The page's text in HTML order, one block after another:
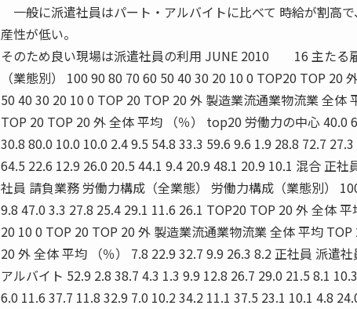
一般に派遣社員はパート・アルバイトに比べて 時給が割高
産性が低い。
そのため良い現場は派遣社員の利用 JUNE 2010 16 主たる
（業態別） 100 90 80 70 60 50 40 30 20 10 0 TOP20 TOP 20
50 40 30 20 10 0 TOP 20 TOP 20 外 製造業流通業物流業 全体
TOP 20 TOP 20 外 全体 平均 （％） top20 労働力の中心 40.0
30.8 80.0 10.0 10.0 2.4 9.5 54.8 33.3 59.6 9.6 1.9 28.8 72.7
64.5 22.6 12.9 26.0 20.5 44.1 9.4 20.9 48.1 20.9 10.1 混合 正
社員 請負業務 労働力構成（全業態） 労働力構成（業態別）
9.8 47.0 3.3 27.8 25.4 29.1 11.6 26.1 TOP20 TOP 20 外 全体
20 10 0 TOP 20 TOP 20 外 製造業流通業物流業 全体 平均
20 外 全体 平均 （％） 7.8 22.9 32.7 9.9 26.3 8.2 正社員 派遣
アルバイト 52.9 2.8 38.7 4.3 1.3 9.9 12.8 26.7 29.0 21.5 8.1
6.0 11.6 37.7 11.8 32.9 7.0 10.2 34.2 11.1 37.5 23.1 10.1 4.8